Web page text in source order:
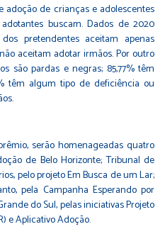
adoção de crianças e adolescentes
buscam. Dados de 2020
pretendentes aceitam apenas
aceitam adotar irmãos. Por outro
são pardas e negras; 85,77% têm
têm algum tipo de deficiência ou
serão homenageadas quatro
de Belo Horizonte; Tribunal de
pelo projeto Em Busca de um Lar;
pela Campanha Esperando por
do Sul, pelas iniciativas Projeto
e Aplicativo Adoção.